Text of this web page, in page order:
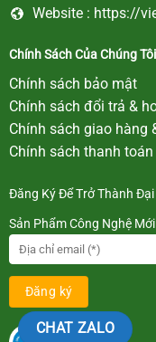
Website : https://
Chính Sách Của Chúng Tôi
Chính sách bảo mật
Chính sách đổi trả &
Chính sách giao hàng
Chính sách thanh
Đăng Ký Để Trở Thành
Sản Phẩm Công Nghệ
CHAT ZALO